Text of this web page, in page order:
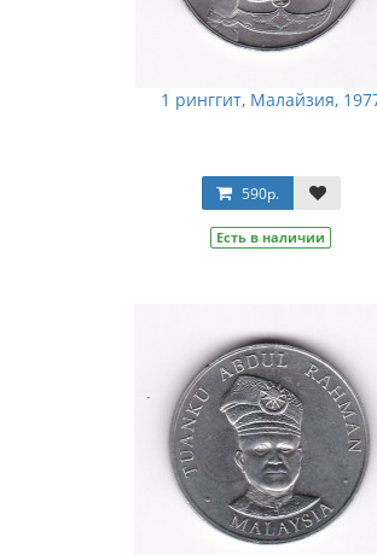
1 ринггит, Малайзия,
590р.
Есть в наличии